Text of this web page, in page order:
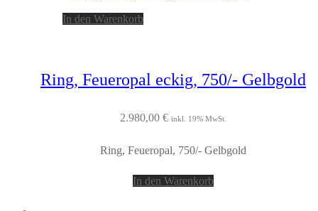
In den Warenkorb
Ring, Feueropal eckig, 750/- Gelbgold
2.980,00 € inkl. 19% MwSt.
Ring, Feueropal, 750/- Gelbgold
In den Warenkorb